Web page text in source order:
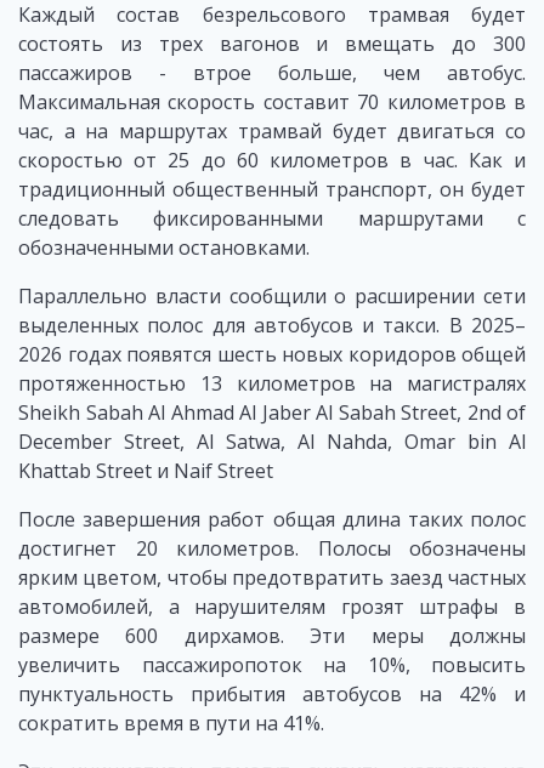
Каждый состав безрельсового трамвая будет
состоять из трех вагонов и вмещать до 300
пассажиров - втрое больше, чем автобус.
Максимальная скорость составит 70 километров в
час, а на маршрутах трамвай будет двигаться со
скоростью от 25 до 60 километров в час. Как и
традиционный общественный транспорт, он будет
следовать фиксированными маршрутами с
обозначенными остановками.
Параллельно власти сообщили о расширении сети
выделенных полос для автобусов и такси. В 2025–
2026 годах появятся шесть новых коридоров общей
протяженностью 13 километров на магистралях
Sheikh Sabah Al Ahmad Al Jaber Al Sabah Street, 2nd of
December Street, Al Satwa, Al Nahda, Omar bin Al
Khattab Street и Naif Street
После завершения работ общая длина таких полос
достигнет 20 километров. Полосы обозначены
ярким цветом, чтобы предотвратить заезд частных
автомобилей, а нарушителям грозят штрафы в
размере 600 дирхамов. Эти меры должны
увеличить пассажиропоток на 10%, повысить
пунктуальность прибытия автобусов на 42% и
сократить время в пути на 41%.